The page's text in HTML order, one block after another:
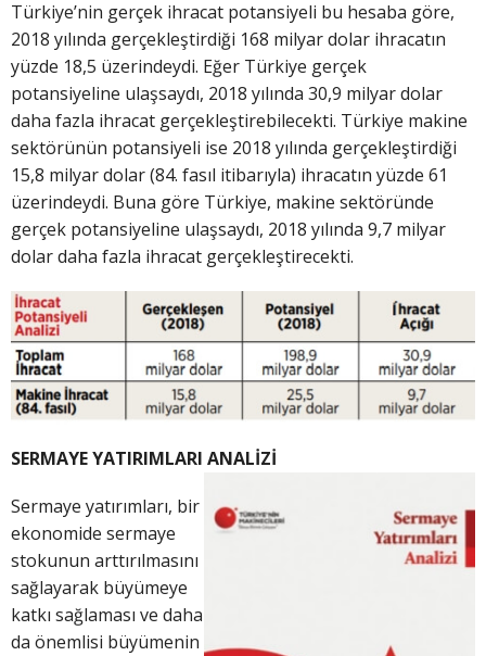
Türkiye’nin gerçek ihracat potansiyeli bu hesaba göre,
2018 yılında gerçekleştirdiği 168 milyar dolar ihracatın
yüzde 18,5 üzerindeydi. Eğer Türkiye gerçek
potansiyeline ulaşsaydı, 2018 yılında 30,9 milyar dolar
daha fazla ihracat gerçekleştirebilecekti. Türkiye makine
sektörünün potansiyeli ise 2018 yılında gerçekleştirdiği
15,8 milyar dolar (84. fasıl itibarıyla) ihracatın yüzde 61
üzerindeydi. Buna göre Türkiye, makine sektöründe
gerçek potansiyeline ulaşsaydı, 2018 yılında 9,7 milyar
dolar daha fazla ihracat gerçekleştirecekti.
SERMAYE YATIRIMLARI ANALİZİ
Sermaye yatırımları, bir
ekonomide sermaye
stokunun arttırılmasını
sağlayarak büyümeye
katkı sağlaması ve daha
da önemlisi büyümenin